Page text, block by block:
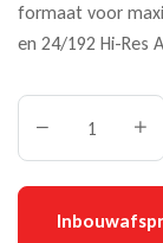
formaat voor
en 24/192 Hi-Res